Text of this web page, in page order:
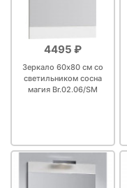
4495 ₽
Зеркало 60х80 см со
светильником сосна
магия Br.02.06/SM